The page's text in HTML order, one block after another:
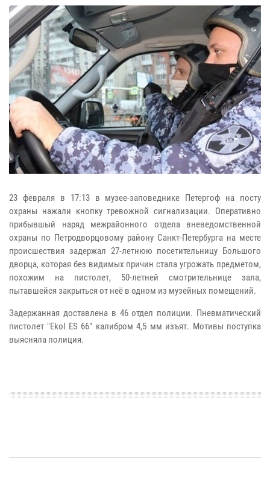
23 февраля в 17:13 в музее-заповеднике Петергоф на посту
охраны нажали кнопку тревожной сигнализации. Оперативно
прибывшый наряд межрайонного отдела вневедомственной
охраны по Петродворцовому району Санкт-Петербурга на месте
происшествия задержал 27-летнюю посетительницу Большого
дворца, которая без видимых причин стала угрожать предметом,
похожим на пистолет, 50-летней смотрительнице зала,
пытавшейся закрыться от неё в одном из музейных помещений.
Задержанная доставлена в 46 отдел полиции. Пневматический
пистолет "Ekol ES 66" калибром 4,5 мм изъят. Мотивы поступка
выясняла полиция.